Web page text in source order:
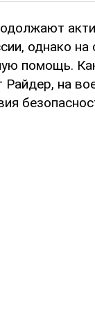
однако
помощь.
на